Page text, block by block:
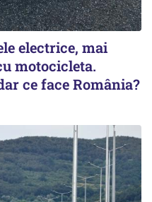
electrice, mai
motocicleta.
ce face România?